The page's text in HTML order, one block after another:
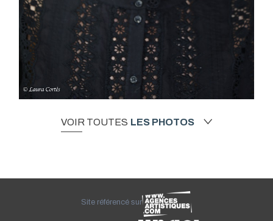
VOIR TOUTES LES PHOTOS
Site référencé sur